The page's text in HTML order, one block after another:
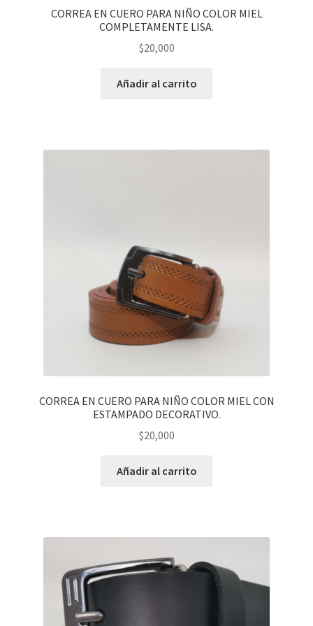
CORREA EN CUERO PARA NIÑO COLOR MIEL
COMPLETAMENTE LISA.
$20,000
Añadir al carrito
CORREA EN CUERO PARA NIÑO COLOR MIEL CON
ESTAMPADO DECORATIVO.
$20,000
Añadir al carrito